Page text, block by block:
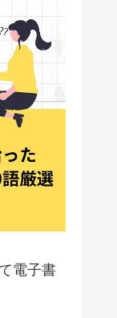
電子書